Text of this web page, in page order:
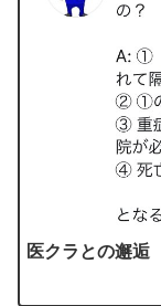
医クラとの邂逅